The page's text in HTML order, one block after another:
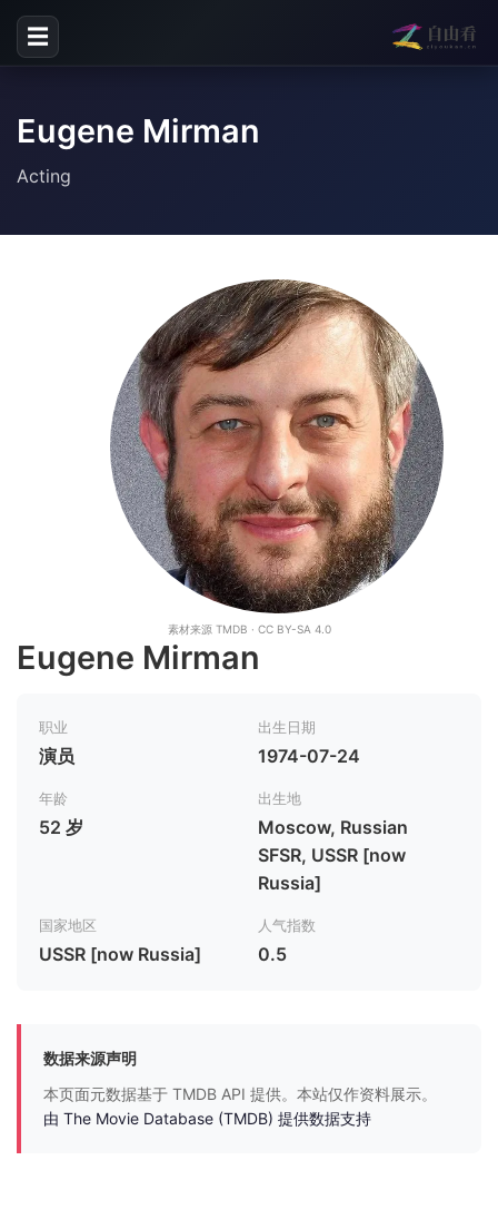
☰
Eugene Mirman
Acting
素材来源 TMDB · CC BY-SA 4.0
Eugene Mirman
职业
演员
出生日期
1974-07-24
年龄
52 岁
出生地
Moscow, Russian
SFSR, USSR [now
Russia]
国家地区
USSR [now Russia]
人气指数
0.5
数据来源声明
本页面元数据基于 TMDB API 提供。本站仅作资料展示。
由 The Movie Database (TMDB) 提供数据支持